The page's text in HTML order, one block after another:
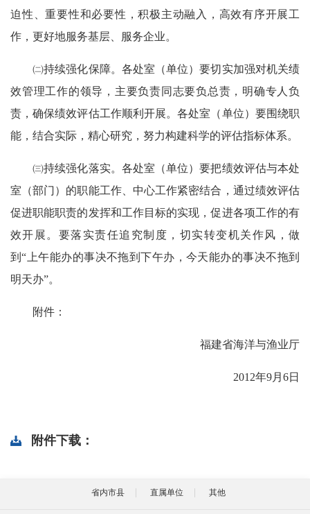
迫性、重要性和必要性，积极主动融入，高效有序开展工
作，更好地服务基层、服务企业。
㈡持续强化保障。各处室（单位）要切实加强对机关绩
效管理工作的领导，主要负责同志要负总责，明确专人负
责，确保绩效评估工作顺利开展。各处室（单位）要围绕职
能，结合实际，精心研究，努力构建科学的评估指标体系。
㈢持续强化落实。各处室（单位）要把绩效评估与本处
室（部门）的职能工作、中心工作紧密结合，通过绩效评估
促进职能职责的发挥和工作目标的实现，促进各项工作的有
效开展。要落实责任追究制度，切实转变机关作风，做
到“上午能办的事决不拖到下午办，今天能办的事决不拖到
明天办”。
附件：
福建省海洋与渔业厅
2012年9月6日
附件下载：
省内市县 直属单位 其他